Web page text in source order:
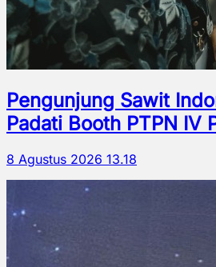
Pengunjung Sawit
Padati Booth PTPN IV
8 Agustus 2026 13.18